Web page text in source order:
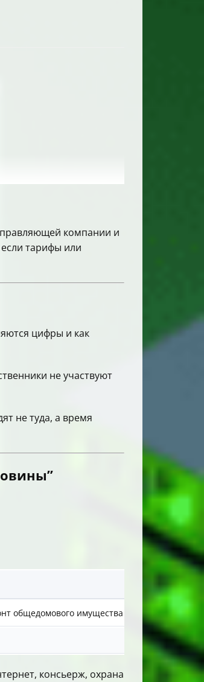
компании и
тарифы или
цифры и как
не участвуют
не туда, а время
Кто обычно
общедомового имущества управляющая
исполнитель
консьерж, охрана